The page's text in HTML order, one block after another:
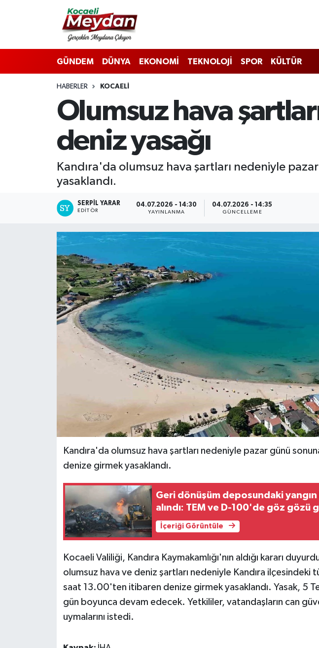
GÜNDEM DÜNYA EKONOMİ TEKNOLOJİ SPOR KÜLTÜR
HABERLER KOCAELI
Olumsuz hava
deniz yasağı
Kandıra'da olumsuz hava şartları nedeniyle
yasaklandı.
SERPİL YARAR
EDITÖR
04.07.2026 - 14:30
YAYINLANMA
04.07.2026 - 14:35
GÜNCELLEME
Kandıra'da olumsuz hava şartları nedeniyle pazar günü
denize girmek yasaklandı.
Geri dönüşüm deposundaki
alındı: TEM ve D-100'de göz gözü
İçeriği Görüntüle
Kocaeli Valiliği, Kandıra Kaymakamlığı'nın aldığı kararı
olumsuz hava ve deniz şartları nedeniyle Kandıra ilçesindeki
saat 13.00'ten itibaren denize girmek yasaklandı. Yasak, 5
gün boyunca devam edecek. Yetkililer, vatandaşların can
uymalarını istedi.
Nöbetçi Eczaneler
Hava Durumu
Trafik Durumu
Süper Lig Puan Durumu ve Fikstür
Tüm Manşetler
Son Dakika Haberleri
Haber Arşivi